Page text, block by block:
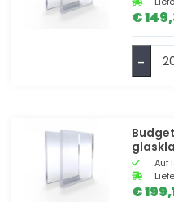
€
-
Auf
€